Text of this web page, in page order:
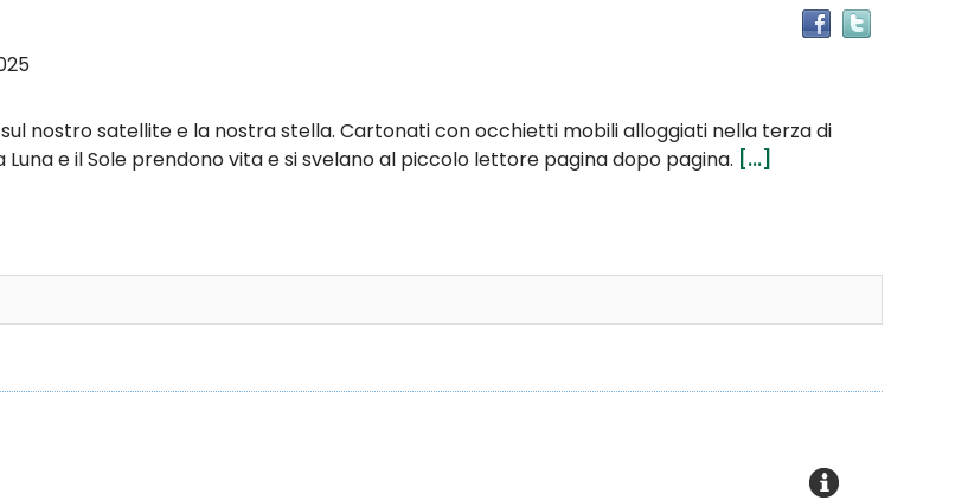
nostro satellite e la nostra stella. Cartonati con occhietti mobili alloggiati nella terza di
e il Sole prendono vita e si svelano al piccolo lettore pagina dopo pagina. [...]